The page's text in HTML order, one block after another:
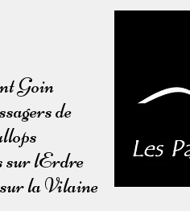
Goin
de
sur lErdre
la Vilaine